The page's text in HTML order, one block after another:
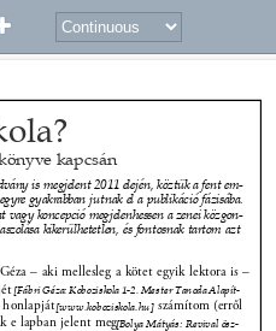
kapcsán
– aki mellesleg a kötet egyik lektora is –
[Fábri Géza: Koboziskola 1-2. Mester Tanoda Alapít-
honlapját [www.koboziskola.hu] számítom (erről
e lapban jelent meg [Bolya Mátyás: Revival ösz-
is megjelent 2011 elején, köztük a fent em-
gyakrabban jutnak el a publikáció fázisába.
koncepció megjelenhessen a zenei közgon-
kikerülhetetlen, és fontosnak tartom azt